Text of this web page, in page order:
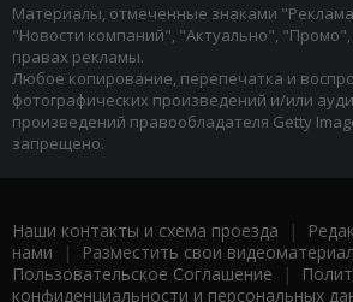
Материалы, отмеченные знаками
"Новости компаний", "Актуально", "Промо",
правах рекламы.
Любое копирование, перепечатка и
фотографических произведений и/или
произведений правообладателя Getty
запрещено.
Наши контакты и схема проезда |
нами | Разместить свои
Пользовательское Соглашение |
конфиденциальности и персональных